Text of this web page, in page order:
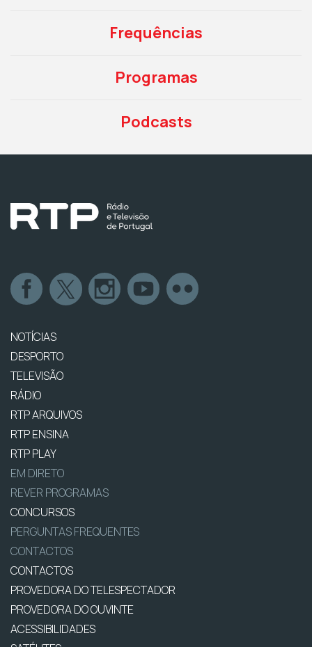
Frequências
Programas
Podcasts
NOTÍCIAS
DESPORTO
TELEVISÃO
RÁDIO
RTP ARQUIVOS
RTP ENSINA
RTP PLAY
EM DIRETO
REVER PROGRAMAS
CONCURSOS
PERGUNTAS FREQUENTES
CONTACTOS
CONTACTOS
PROVEDORA DO TELESPECTADOR
PROVEDORA DO OUVINTE
ACESSIBILIDADES